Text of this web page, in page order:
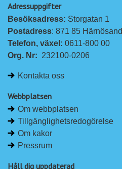
Adressuppgifter
Besöksadress: Storgatan 1
Postadress: 871 85 Härnösand
Telefon, växel: 0611-800 00
Org. Nr: 232100-0206
Kontakta oss
Webbplatsen
Om webbplatsen
Tillgänglighetsredogörelse
Om kakor
Pressrum
Håll dig uppdaterad